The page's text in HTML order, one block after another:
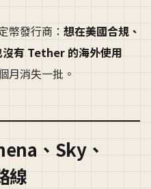
幣發行商： 想在美國合規、
有 Tether 的海外使用
月消失一批。
、Sky、
線